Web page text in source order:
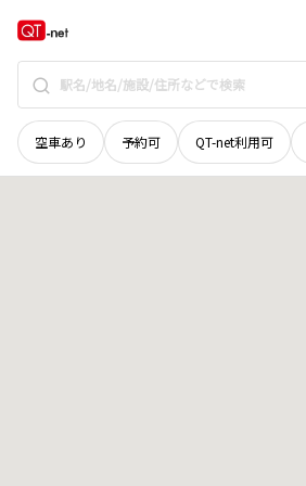
空車あり 予約可 QT-net利用可
徳島県